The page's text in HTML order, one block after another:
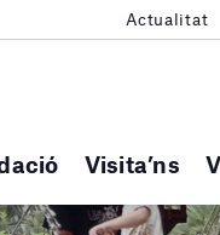
Visita’ns
Actualitat